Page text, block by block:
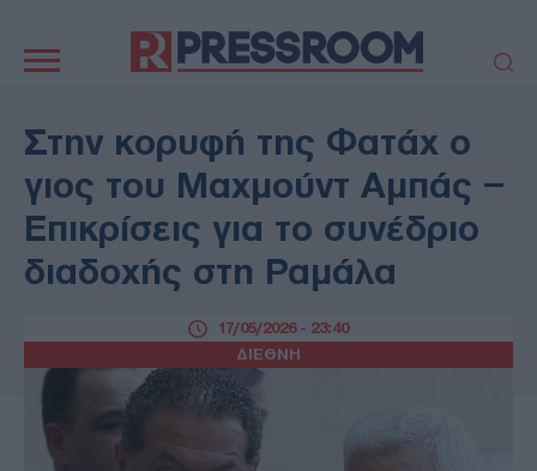
πλοήγηση
ΠΟΛΙΤΙΚΗ
ΤΟΥΡΚΙΑ
ΕΛΛΑΔΑ
ΕΚΚΛΗΣΙΑ
ΑΜΥΝΑ
ΔΙΕΘΝΗ
ΚΥΠΡΟΣ
MEDIA
LIFESTYLE
AUTO - MOTO
ΓΑΣΤΡΟΝΟΜΙΑ
ΥΓΕΙΑ
ΠΑΡΑΞΕΝΑ
ΑΡΘΡΟΓΡΑΦΙΑ
Στην κορυφή της Φατάχ ο
γιος του Μαχμούντ Αμπάς –
Επικρίσεις για το συνέδριο
διαδοχής στη Ραμάλα
ΔΙΕΘΝΗ
17/05/2026 - 23:40